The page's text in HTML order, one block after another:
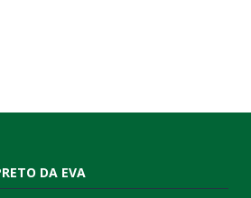
DA EVA